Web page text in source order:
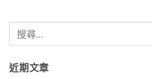
近期文章